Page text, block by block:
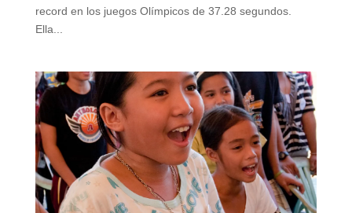
record en los juegos Olímpicos de 37.28 segundos.
Ella...